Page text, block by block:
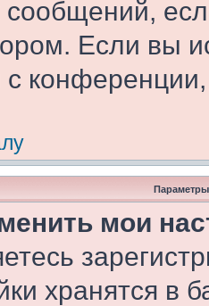
сообщений,
Если вы
Параметры
мои
хранятся в